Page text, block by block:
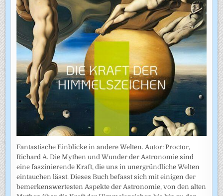
Fantastische Einblicke in andere Welten. Autor: Proctor,
Richard A. Die Mythen und Wunder der Astronomie sind
eine faszinierende Kraft, die uns in unergründliche Welten
eintauchen lässt. Dieses Buch befasst sich mit einigen der
bemerkenswertesten Aspekte der Astronomie, von den alten